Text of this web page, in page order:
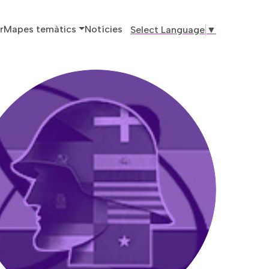
principal
Mapes temàtics Notícies Select Language ▼